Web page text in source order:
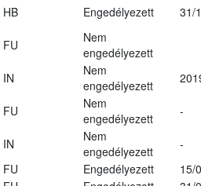
HB Engedélyezett 31/
FU
Nem
engedélyezett
IN
Nem
engedélyezett
FU
Nem
engedélyezett
-
IN
Nem
engedélyezett
-
FU Engedélyezett
15/